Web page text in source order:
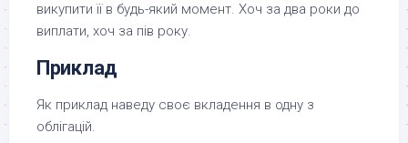
викупити її в будь-який момент. Хоч за два роки до
виплати, хоч за пів року.
Приклад
Як приклад наведу своє вкладення в одну з
облігацій.